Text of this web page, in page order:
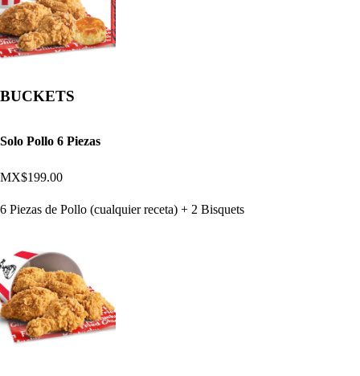
BUCKETS
Solo Pollo 6 Piezas
MX$199.00
6 Piezas de Pollo (cualquier receta) + 2 Bisquets